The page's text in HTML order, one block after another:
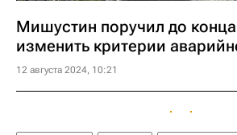
Мишустин поручил до конца
изменить критерии
12 августа 2024, 10:21